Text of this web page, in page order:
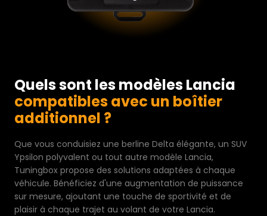
Quels sont les modèles Lancia
compatibles avec un boîtier
additionnel ?
Que vous conduisiez une berline Delta élégante, un SUV
Ypsilon polyvalent ou tout autre modèle Lancia,
Tuningbox propose des solutions adaptées à chaque
véhicule. Bénéficiez d'une augmentation de puissance
sur mesure, ajoutant une touche de sportivité et de
plaisir à chaque trajet au volant de votre Lancia.